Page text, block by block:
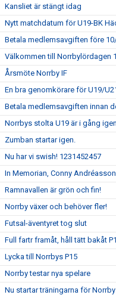
Kansliet är stängt idag
Nytt matchdatum för U19-BK
Betala medlemsavgiften före
Välkommen till Norrbylördagen
Årsmöte Norrby IF
En bra genomkörare för U19/
Betala medlemsavgiften innan
Norrbys stolta U19 är i gång
Zumban startar igen.
Nu har vi swish! 1231452457
In Memorian, Conny Andréasson
Ramnavallen är grön och fin!
Norrby växer och behöver fler!
Futsal-äventyret tog slut
Full fartr framåt, håll tätt bakåt
Lycka till Norrbys P15
Norrby testar nya spelare
Nu startar träningarna för Norrby